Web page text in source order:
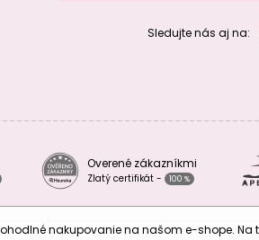
Sledujte nás aj na:
Overené zákazníkmi
Zlatý certifikát - 100 %
nakupovanie na našom e-shope.